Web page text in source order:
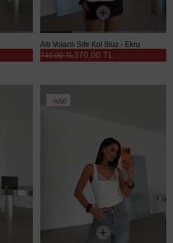
Altı Volanlı Sıfır Kol Bluz - Ekru
370,00 TL
740,00 TL
%50